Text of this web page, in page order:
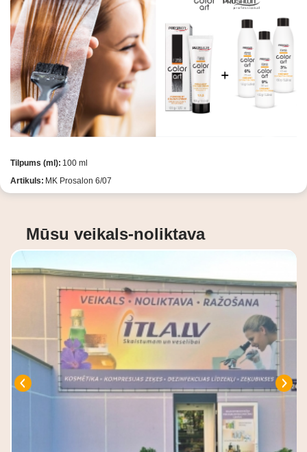
Tilpums (ml): 100 ml
Artikuls: MK Prosalon 6/07
Mūsu veikals-noliktava